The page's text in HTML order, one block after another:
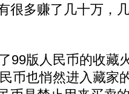
很多赚了几十万，
99版人民币的收藏
币也悄然进入藏家